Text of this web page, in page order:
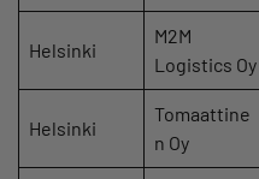
Helsinki
M2M
Logistics Oy
Helsinki
Tomaattine
n Oy